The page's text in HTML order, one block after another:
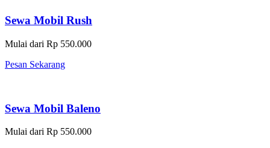
Sewa Mobil Rush
Mulai dari Rp 550.000
Pesan Sekarang
Sewa Mobil Baleno
Mulai dari Rp 550.000